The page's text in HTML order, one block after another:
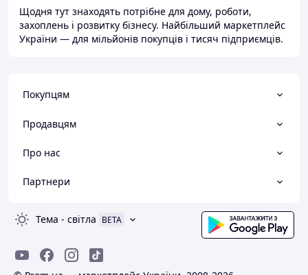
Щодня тут знаходять потрібне для дому, роботи,
захоплень і розвитку бізнесу. Найбільший маркетплейс
України — для мільйонів покупців і тисяч підприємців.
Покупцям
Продавцям
Про нас
Партнери
Тема - світла BETA